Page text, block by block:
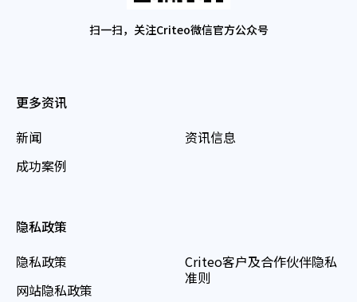
扫一扫，关注Criteo微信官方公众号
更多资讯
新闻
成功案例
资讯信息
隐私政策
隐私政策
网站隐私政策
Criteo客户及合作伙伴隐私
准则